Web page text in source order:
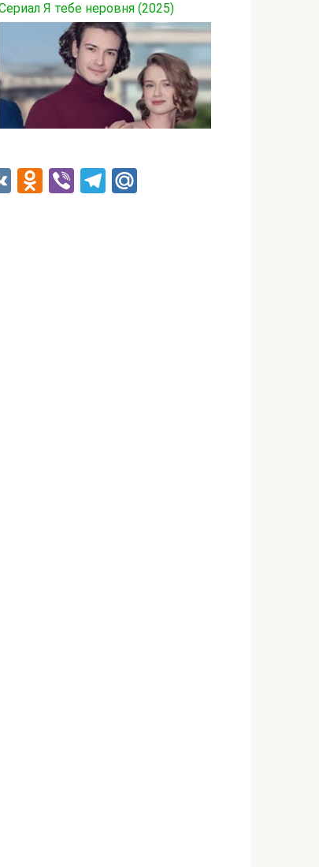
Я тебе неровня (2025)
VK Odnoklassniki
ViberTelegram